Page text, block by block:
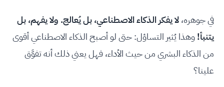
في جوهره،لا يفكر الذكاء الاصطناعي، بل يُعالج. ولا يفهم، بل
يتنبأ!وهذا يُثير التساؤل: حتى لو أصبح الذكاء الاصطناعي أقوى
من الذكاء البشري من حيث الأداء، فهل يعني ذلك أنه تفوَّق
علينا؟